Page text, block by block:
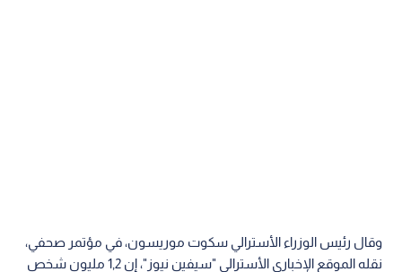
وقال رئيس الوزراء الأسترالي سكوت موريسون، في مؤتمر صحفي،
نقله الموقع الإخباري الأسترالي "سيفين نيوز"، إن 1,2 مليون شخص